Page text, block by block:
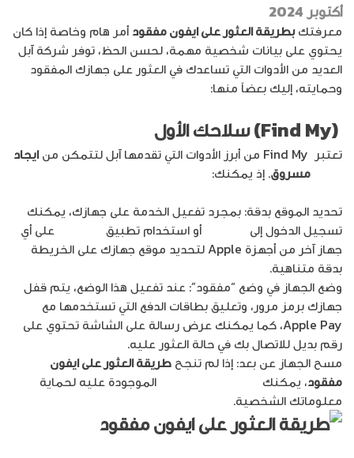
أكتوبر 2024
معرفتكبطريقة العثور على ايفون مفقود أمر هام وخاصة إذا كان
يحتوي على بيانات شخصية مهمة، لحسن الحظ، توفر شركة آبل
العديد من الأدوات التي تساعدك في العثور على جهازك المفقود
وحمايته، إليك بعضاً منها:
(Find My) سلاحك الأول
تعتبر Find My من أبرز الأدوات التي تقدمها آبل لتتمكن من
ايجاد
مسروق. إذ يمكنك:
تحديد الموقع بدقة: بمجرد تفعيل الخدمة على جهازك، يمكنك
تسجيل الدخول إلى
أو استخدام تطبيق
على أي
جهاز آخر من أجهزة Apple لتحديد موقع جهازك على الخريطة
بدقة متناهية.
وضع الجهاز في وضع “مفقود”: عند تفعيل هذا الوضع، يتم قفل
جهازك برمز مرور، وتعليق بطاقات الدفع التي تستخدمها مع
Apple Pay، كما يمكنك عرض رسالة على الشاشة تحتوي على
رقم بديل للاتصال بك في حالة العثور عليه.
مسح الجهاز عن بعد: إذا لم تنجح طريقة العثور على ايفون
مفقود، يمكنك
الموجودة عليه لحماية
معلوماتك الشخصية.